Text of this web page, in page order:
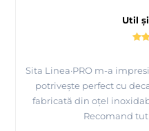
Util
Sita Linea·PRO m-a
potrivește perfect cu
fabricată din oțel
Recomand